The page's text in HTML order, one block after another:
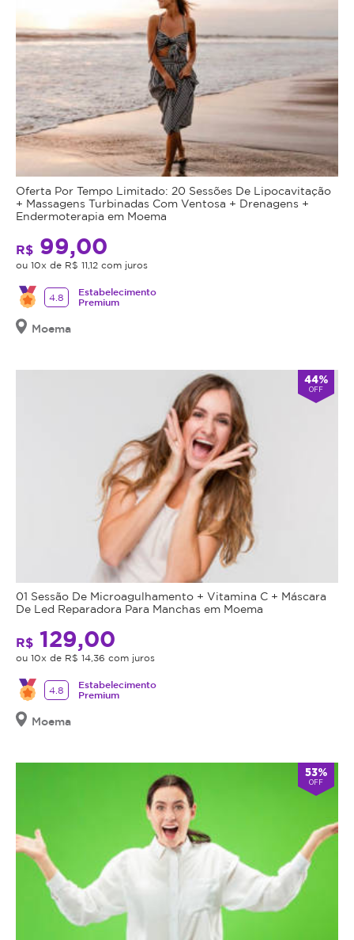
Oferta Por Tempo Limitado: 20 Sessões De Lipocavitação
+ Massagens Turbinadas Com Ventosa + Drenagens +
Endermoterapia em Moema
R$ 99,00
ou 10x de R$ 11,12 com juros
4.8
Estabelecimento
Premium
Moema
44%
OFF
01 Sessão De Microagulhamento + Vitamina C + Máscara
De Led Reparadora Para Manchas em Moema
R$ 129,00
ou 10x de R$ 14,36 com juros
4.8
Estabelecimento
Premium
Moema
53%
OFF